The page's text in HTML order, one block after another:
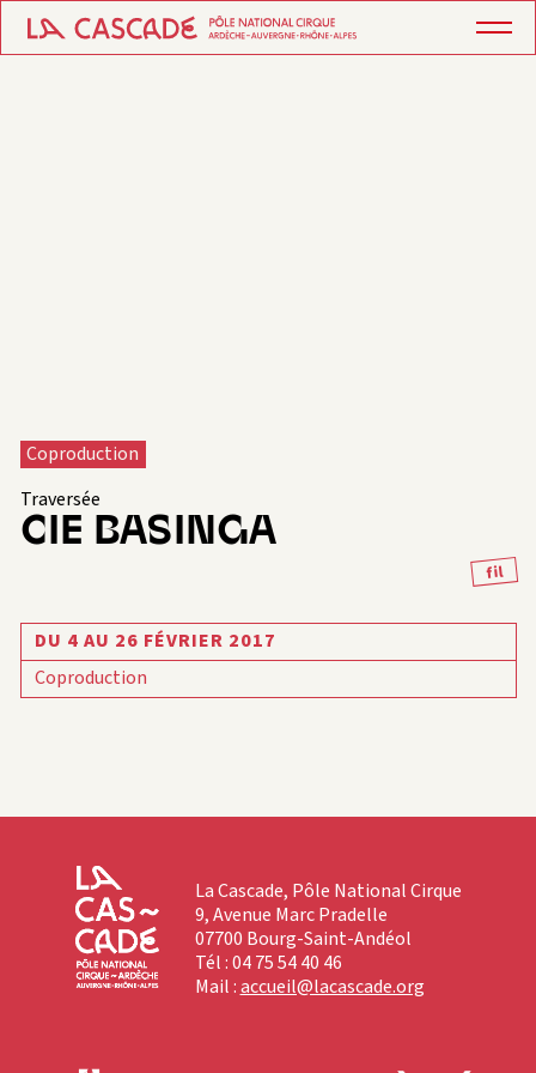
Coproduction
Traversée
CIE BASINGA
fil
DU 4 AU 26 FÉVRIER 2017
Coproduction
La Cascade, Pôle National Cirque
9, Avenue Marc Pradelle
07700 Bourg-Saint-Andéol
Tél : 04 75 54 40 46
Mail :accueil@lacascade.org